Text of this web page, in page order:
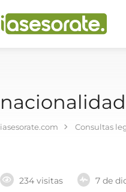
nacionalidad
iasesorate.com Consultas
234 visitas 7 de